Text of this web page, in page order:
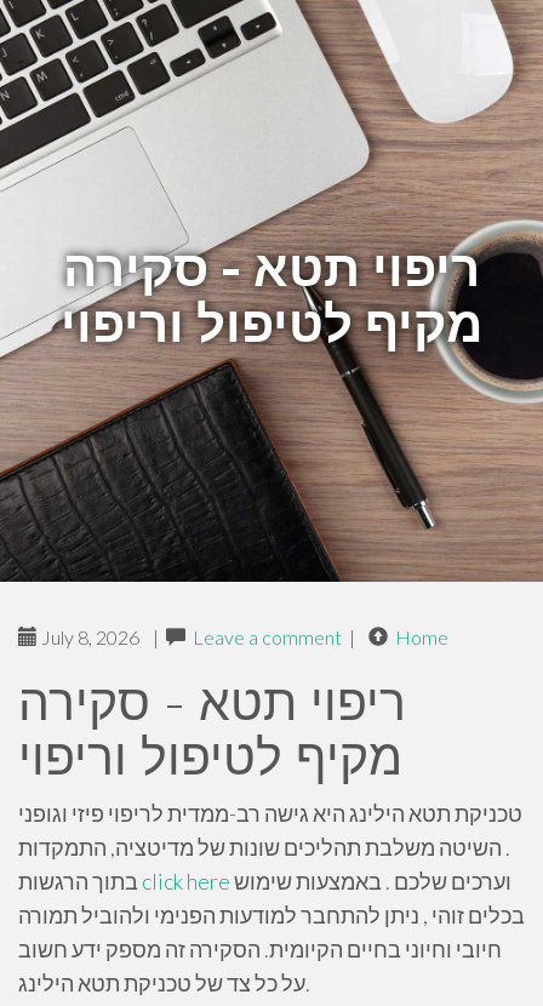
ריפוי תטא - סקירה
מקיף לטיפול וריפוי
July 8, 2026 | Leave a comment | Home
ריפוי תטא - סקירה
מקיף לטיפול וריפוי
טכניקת תטא הילינג היא גישה רב-ממדית לריפוי פיזי וגופני
. השיטה משלבת תהליכים שונות של מדיטציה, התמקדות
click here
בכלים זוהי , ניתן להתחבר למודעות הפנימי ולהוביל תמורה
חיובי וחיוני בחיים הקיומית. הסקירה זה מספק ידע חשוב
על כל צד של טכניקת תטא הילינג.